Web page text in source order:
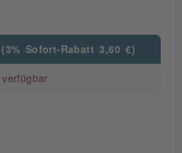
Sofort-Rabatt 3,60 €)
verfügbar